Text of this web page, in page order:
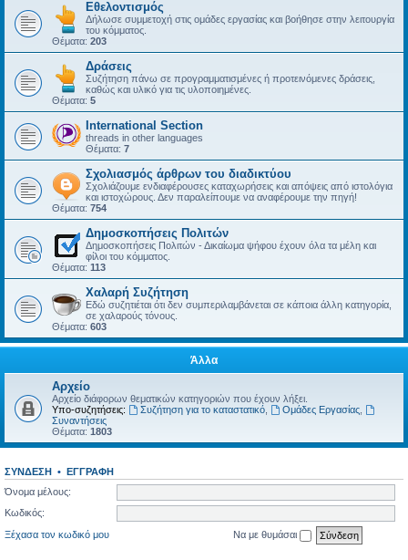
Εθελοντισμός
Δήλωσε συμμετοχή στις ομάδες εργασίας και βοήθησε στην λειτουργία
του κόμματος.
Θέματα: 203
Δράσεις
Συζήτηση πάνω σε προγραμματισμένες ή προτεινόμενες δράσεις,
καθώς και υλικό για τις υλοποιημένες.
Θέματα: 5
International Section
threads in other languages
Θέματα: 7
Σχολιασμός άρθρων του διαδικτύου
Σχολιάζουμε ενδιαφέρουσες καταχωρήσεις και απόψεις από ιστολόγια
και ιστοχώρους. Δεν παραλείπουμε να αναφέρουμε την πηγή!
Θέματα: 754
Δημοσκοπήσεις Πολιτών
Δημοσκοπήσεις Πολιτών - Δικαίωμα ψήφου έχουν όλα τα μέλη και
φίλοι του κόμματος.
Θέματα: 113
Χαλαρή Συζήτηση
Εδώ συζητιέται ότι δεν συμπεριλαμβάνεται σε κάποια άλλη κατηγορία,
σε χαλαρούς τόνους.
Θέματα: 603
Άλλα
Αρχείο
Αρχείο διάφορων θεματικών κατηγοριών που έχουν λήξει.
Υπο-συζητήσεις:
Συζήτηση για το καταστατικό, Ομάδες Εργασίας,
Συναντήσεις
Θέματα: 1803
ΣΎΝΔΕΣΗ • ΕΓΓΡΑΦΉ
Όνομα μέλους:
Κωδικός:
Ξέχασα τον κωδικό μου
Να με θυμάσαι